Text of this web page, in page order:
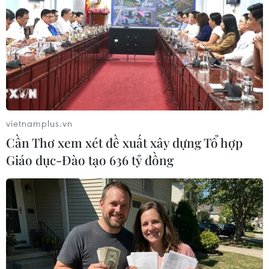
giao thông tại tỉnh Sơn La
Cảnh báo lũ quét, sạt lở đất ở 8 tỉnh khu vực
Bắc Bộ và Thanh Hóa
TIN LIÊN QUAN
vietnamplus.vn
Cần Thơ xem xét đề xuất xây dựng Tổ hợp
Giáo dục-Đào tạo 636 tỷ đồng